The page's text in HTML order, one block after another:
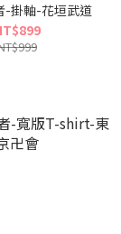
-掛軸-花垣武道